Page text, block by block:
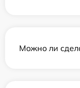
Можно ли